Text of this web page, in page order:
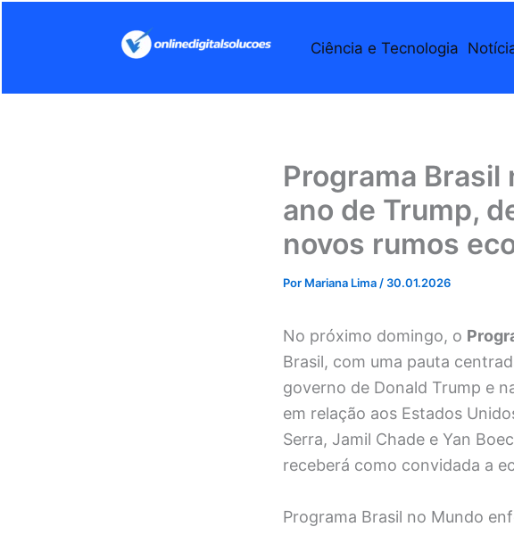
conteúdo
Ciência e Tecnologia
Programa
ano de Trump,
novos rumos
Por Mariana Lima / 30.01.2026
No próximo domingo, o
Brasil, com uma pauta
governo de Donald Trump e
em relação aos Estados
Serra, Jamil Chade e Yan
receberá como convidada a
Programa Brasil no Mundo